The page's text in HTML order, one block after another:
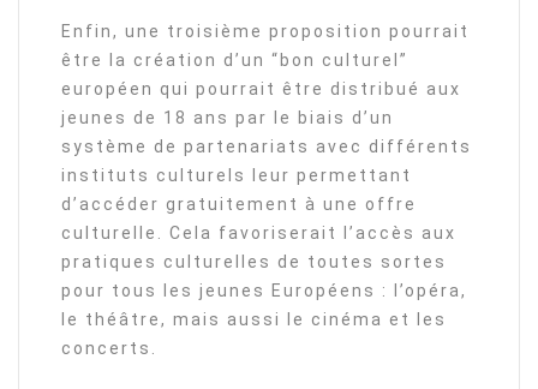
Enfin, une troisième proposition pourrait
être la création d’un “bon culturel”
européen qui pourrait être distribué aux
jeunes de 18 ans par le biais d’un
système de partenariats avec différents
instituts culturels leur permettant
d’accéder gratuitement à une offre
culturelle. Cela favoriserait l’accès aux
pratiques culturelles de toutes sortes
pour tous les jeunes Européens : l’opéra,
le théâtre, mais aussi le cinéma et les
concerts.